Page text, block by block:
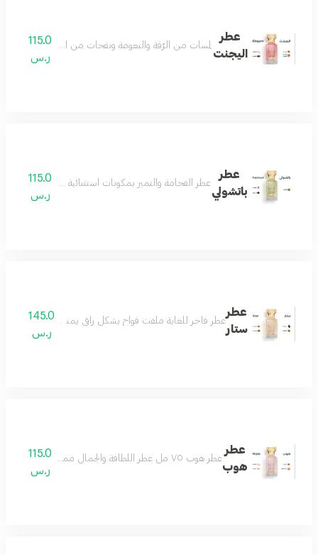
عطر
اليجنت
لمسات من الرّقة والنعومة ونفحات من الجمال
115.0
ر.س
عطر
باتشولي
عطر الفخامة والتميز بمكونات استثنائية مختارة بعناية
115.0
ر.س
عطر
ستار
عطر فاخر للغاية ملفت فواح بشكل راقي يمنحك الفخامة
145.0
ر.س
عطر
هوب
عطر هوب ٧٥ مل عطر اللطافة والجمال مميز وجميل بكل معنى رائع وفواح بتكوين فاخر من الياسمين والجريب فروت مع مزيج من المسك الأبيض وخشب الأرز ونفحات لطيفة من العنبر لتتكون منه رائحة منعشة باردة تناسب جميع الأذواق عطر يليق بك
115.0
ر.س